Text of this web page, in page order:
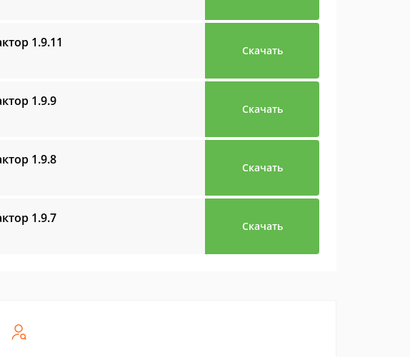
1.9.11
Скачать
1.9.9
Скачать
1.9.8
Скачать
1.9.7
Скачать